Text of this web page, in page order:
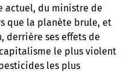
actuel, du ministre de
que la planète brule, et
derrière ses effets de
le plus violent
les plus